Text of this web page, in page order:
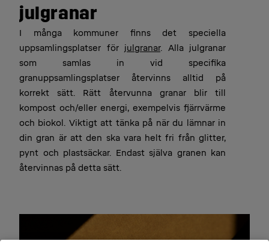
julgranar
I många kommuner finns det speciella
uppsamlingsplatser för julgranar. Alla julgranar
som samlas in vid specifika
granuppsamlingsplatser återvinns alltid på
korrekt sätt. Rätt återvunna granar blir till
kompost och/eller energi, exempelvis fjärrvärme
och biokol. Viktigt att tänka på när du lämnar in
din gran är att den ska vara helt fri från glitter,
pynt och plastsäckar. Endast själva granen kan
återvinnas på detta sätt.